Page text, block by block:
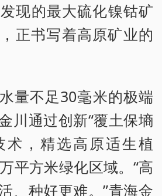
现的最大硫化镍钴矿
正书写着高原矿业的
量不足30毫米的极端
川通过创新“覆土保墒
术，精选高原适生植
平方米绿化区域。“高
、种好更难。”青海金